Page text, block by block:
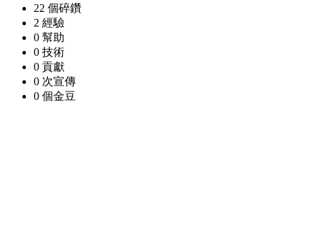
22 個碎鑽
2 經驗
0 幫助
0 技術
0 貢獻
0 次宣傳
0 個金豆